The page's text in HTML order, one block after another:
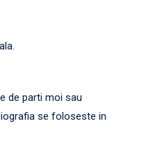
de parti moi sau
se foloseste in